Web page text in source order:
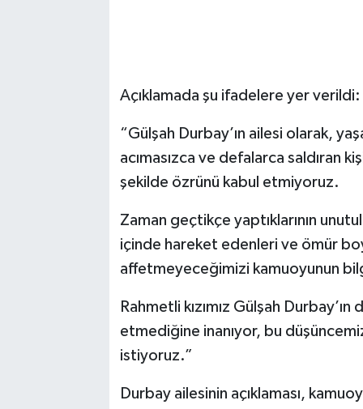
Açıklamada şu ifadelere yer verildi:
“Gülşah Durbay’ın ailesi olarak,
acımasızca ve defalarca saldıran
şekilde özrünü kabul etmiyoruz.
Zaman geçtikçe yaptıklarının
içinde hareket edenleri ve ömür
affetmeyeceğimizi kamuoyunun
Rahmetli kızımız Gülşah
etmediğine inanıyor, bu
istiyoruz.”
Durbay ailesinin açıklaması,